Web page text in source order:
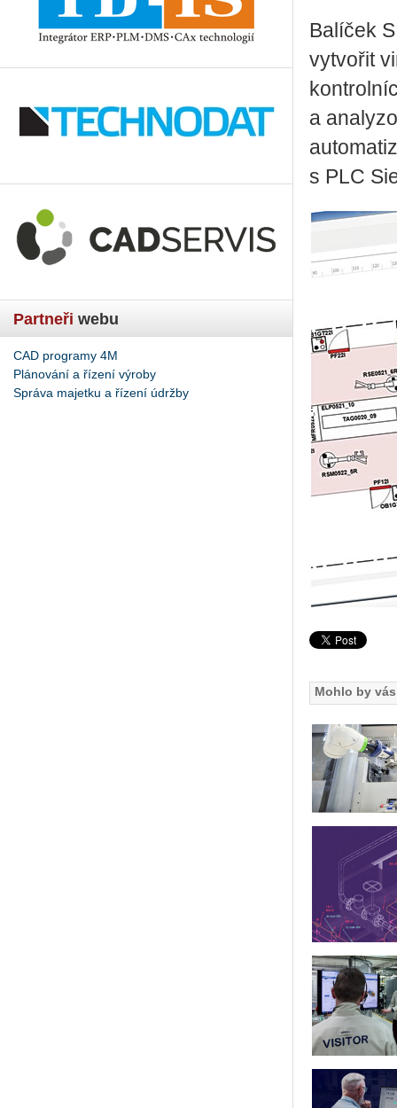
Partneři webu
CAD programy 4M
Plánování a řízení výroby
Správa majetku a řízení údržby
Balíček
vytvořit
a
s PLC
Mohlo by